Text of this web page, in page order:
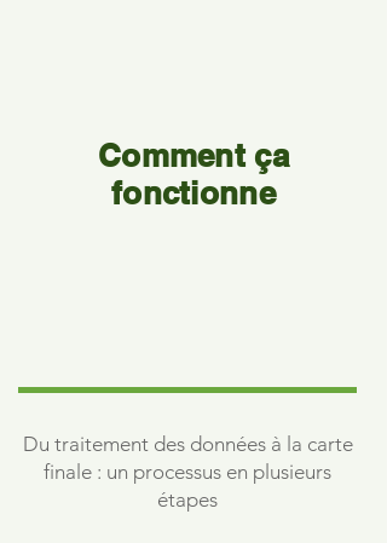
Comment ça
fonctionne
Du traitement des données à la carte
finale : un processus en plusieurs
étapes